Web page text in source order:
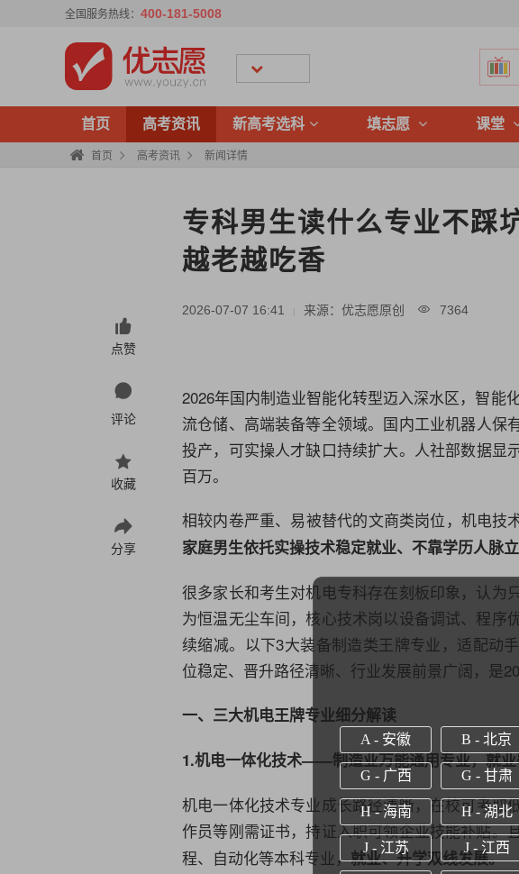
全国服务热线： 400-181-5008
首页 高考资讯 新高考选科 填志愿 课堂
首页 高考资讯 新闻详情
点赞
评论
收藏
分享
专科男生读什么专业不踩
越老越吃香
2026-07-07 16:41 | 来源：优志愿原创 7364
2026年国内制造业智能化转型迈入深水区，智能
流仓储、高端装备等全领域。国内工业机器人保
投产，可实操人才缺口持续扩大。人社部数据显
百万。
相较内卷严重、易被替代的文商类岗位，机电技
家庭男生依托实操技术稳定就业、不靠学历人脉立
很多家长和考生对机电专科存在刻板印象，认为
为恒温无尘车间，核心技术岗以设备调试、程序
续缩减。以下3大装备制造类王牌专业，适配动
位稳定、晋升路径清晰、行业发展前景广阔，是
一、三大机电王牌专业细分解读
1.机电一体化技术——制造业万能通用专业，就业
机电一体化技术专业成长路径清晰，在校可考取
作员等刚需证书，持证入职可领企业技能补贴。
程、 自动化等本科专业，就业、升学双线发展。
A - 安徽 B - 北京
G - 广西 G - 甘肃
H - 海南 H - 湖北
J - 江苏 J - 江西